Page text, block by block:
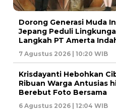
Dorong Generasi Muda
Jepang Peduli
Langkah PT Amerta
7 Agustus 2026 | 10:20 WIB
Krisdayanti Hebohkan
Ribuan Warga Antusias
Berebut Foto Bersama
6 Agustus 2026 | 12:04 WIB